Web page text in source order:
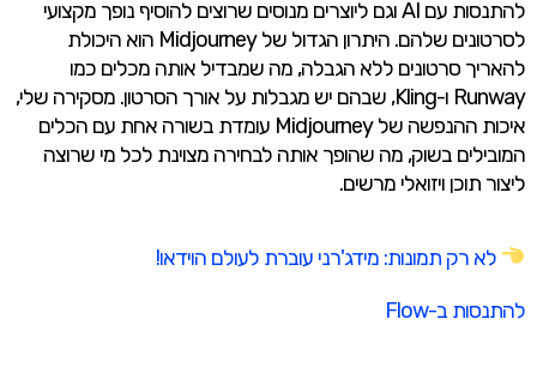
להתנסות עם AI וגם ליוצרים מנוסים שרוצים להוסיף נופך מקצועי
לסרטונים שלהם. היתרון הגדול של Midjourney הוא היכולת
להאריך סרטונים ללא הגבלה, מה שמבדיל אותה מכלים כמו
Runway ו-Kling, שבהם יש מגבלות על אורך הסרטון. מסקירה שלי,
איכות ההנפשה של Midjourney עומדת בשורה אחת עם הכלים
המובילים בשוק, מה שהופך אותה לבחירה מצוינת לכל מי שרוצה
ליצור תוכן ויזואלי מרשים.
לא רק תמונות: מידג'רני עוברת לעולם הוידאו!
להתנסות ב-Flow